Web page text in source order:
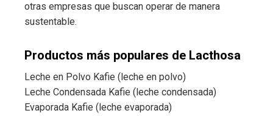
otras empresas que buscan operar de manera
sustentable.
Productos más populares de Lacthosa
Leche en Polvo Kafie (leche en polvo)
Leche Condensada Kafie (leche condensada)
Evaporada Kafie (leche evaporada)